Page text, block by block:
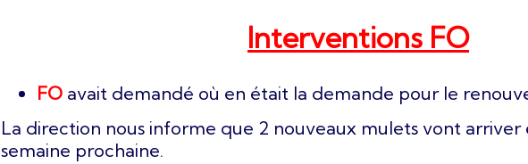
Interventions FO
FO avait demandé où en était la demande pour le
La direction nous informe que 2 nouveaux mulets vont
semaine prochaine.